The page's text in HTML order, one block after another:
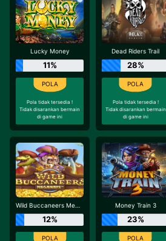
Lucky Money
11%
Pola tidak tersedia !
Tidak disarankan bermain
di game ini
Dead Riders Trail
28%
Pola tidak tersedia !
Tidak disarankan bermain
di game ini
Wild Buccaneers Megaways
12%
Money Train 3
23%